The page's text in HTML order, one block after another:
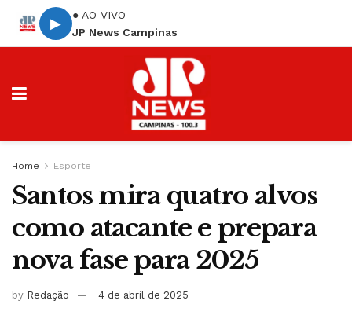
▶
● AO VIVO
JP News Campinas
Home Esporte
Santos mira quatro alvos
como atacante e prepara
nova fase para 2025
by Redação 4 de abril de 2025